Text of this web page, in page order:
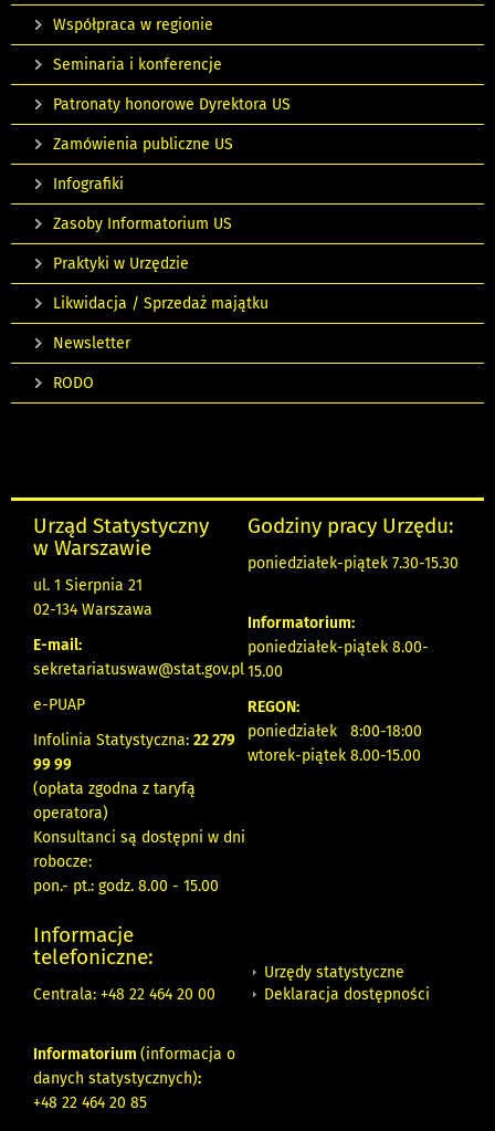
Współpraca w regionie
Seminaria i konferencje
Patronaty honorowe Dyrektora US
Zamówienia publiczne US
Infografiki
Zasoby Informatorium US
Praktyki w Urzędzie
Likwidacja / Sprzedaż majątku
Newsletter
RODO
Urząd Statystyczny
w Warszawie
ul. 1 Sierpnia 21
02-134 Warszawa
E-mail:
sekretariatuswaw@stat.gov.pl
e-PUAP
Infolinia Statystyczna: 22 279
99 99
(opłata zgodna z taryfą
operatora)
Konsultanci są dostępni w dni
robocze:
pon.- pt.: godz. 8.00 - 15.00
Godziny pracy Urzędu:
poniedziałek-piątek 7.30-15.30
Informatorium:
poniedziałek-piątek 8.00-
15.00
REGON:
poniedziałek 8:00-18:00
wtorek-piątek 8.00-15.00
Informacje
telefoniczne:
Centrala: +48 22 464 20 00
Informatorium (informacja o
danych statystycznych):
+48 22 464 20 85
Urzędy statystyczne
Deklaracja dostępności